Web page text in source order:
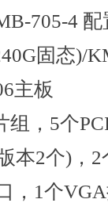
705-4
固态)/
主板
组，5个
本2个)，
，1个